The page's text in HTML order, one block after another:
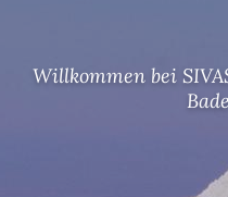
Willkommen bei
Willkommen bei
Willkommen bei